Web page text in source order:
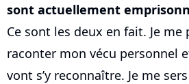
sont actuellement
Ce sont les deux en fait. Je me
raconter mon vécu personnel
vont s’y reconnaître. Je me